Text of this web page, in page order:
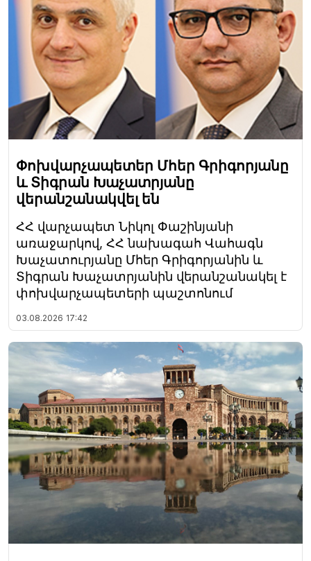
Փոխվարչապետեր Մհեր Գրիգորյանը
և Տիգրան Խաչատրյանը
վերանշանակվել են
ՀՀ վարչապետ Նիկոլ Փաշինյանի
առաջարկով, ՀՀ նախագահ Վահագն
Խաչատուրյանը Մհեր Գրիգորյանին և
Տիգրան Խաչատրյանին վերանշանակել է
փոխվարչապետերի պաշտոնում
03.08.2026 17:42